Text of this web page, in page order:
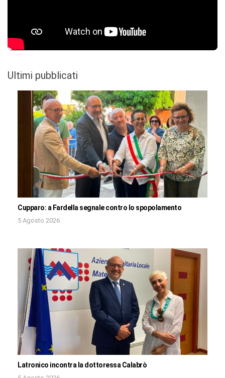
Ultimi pubblicati
Cupparo: a Fardella segnale contro lo spopolamento
5 Agosto 2026
Latronico incontra la dottoressa Calabrò